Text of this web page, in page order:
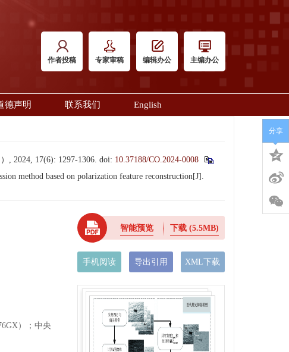
作者投稿 专家审稿 编辑办公 主编办公
德声明 联系我们 English
2024, 17(6): 1297-1306. doi: 10.37188/CO.2024-0008
method based on polarization feature reconstruction[J].
）；中央
智能预览 下载 (5.5MB)
手机阅读 导出引用 XML下载
分享